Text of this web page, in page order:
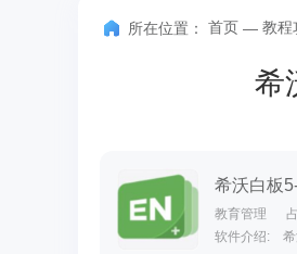
所在位置： 首页 — 教程
希
希沃白板
教育管理